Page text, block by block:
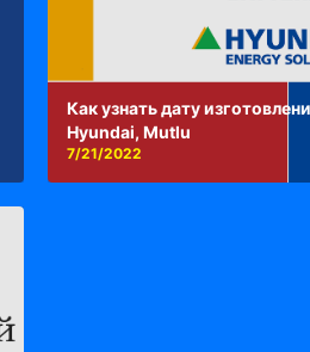
Как узнать дату
Hyundai, Mutlu
7/21/2022